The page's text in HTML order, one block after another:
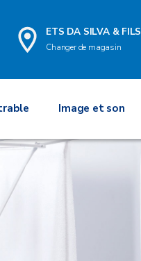
ETS DA SILVA & FILS
Changer de magasin
Image et son